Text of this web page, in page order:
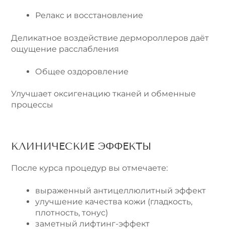
Релакс и восстановление
Деликатное воздействие дермороллеров даёт
ощущение расслабления
Общее оздоровление
Улучшает оксигенацию тканей и обменные
процессы
КЛИНИЧЕСКИЕ ЭФФЕКТЫ
После курса процедур вы отмечаете:
выраженный антицеллюлитный эффект
улучшение качества кожи (гладкость,
плотность, тонус)
заметный лифтинг-эффект